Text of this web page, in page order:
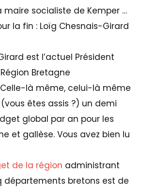
maire socialiste de Kemper …
la fin : Loïg Chesnais-Girard
est l’actuel Président
Bretagne
là même, celui-là même
êtes assis ?) un demi
global par an pour les
et gallèse. Vous avez bien lu
de la région administrant
départements bretons est de